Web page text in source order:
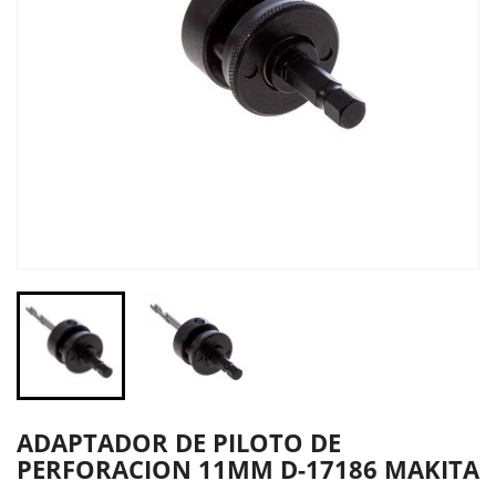
ADAPTADOR DE PILOTO DE
PERFORACION 11MM D-17186 MAKITA